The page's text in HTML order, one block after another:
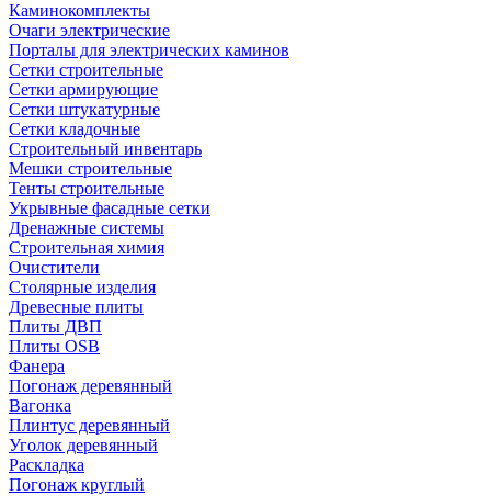
Каминокомплекты
Очаги электрические
Порталы для электрических каминов
Сетки строительные
Сетки армирующие
Сетки штукатурные
Сетки кладочные
Строительный инвентарь
Мешки строительные
Тенты строительные
Укрывные фасадные сетки
Дренажные системы
Строительная химия
Очистители
Столярные изделия
Древесные плиты
Плиты ДВП
Плиты OSB
Фанера
Погонаж деревянный
Вагонка
Плинтус деревянный
Уголок деревянный
Раскладка
Погонаж круглый